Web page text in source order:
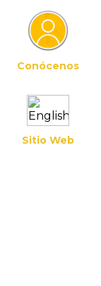
Conócenos
Sitio Web